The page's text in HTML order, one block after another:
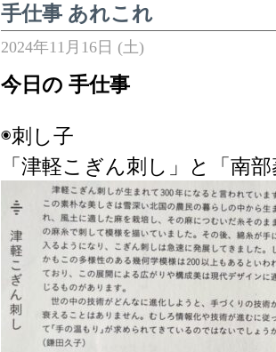
手仕事 あれこれ
2024年11月16日 (土)
今日の 手仕事
◉刺し子
「津軽こぎん刺し」と「南